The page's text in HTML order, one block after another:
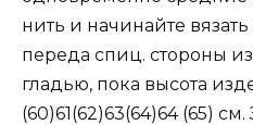
нить и начинайте
переда спиц. стороны
гладью, пока высота
(60)61(62)63(64)64 (65)